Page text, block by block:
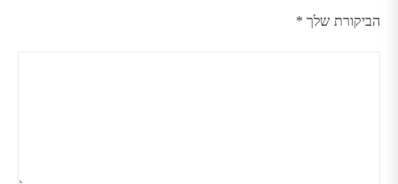
הביקורת שלך *